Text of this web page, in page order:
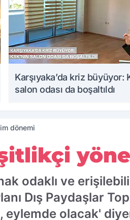
Karşıyaka’da kriz büyüyor:
salon odası da boşaltıldı
dönemi
odaklı ve
Dış Paydaşlar
eylemde olacak'